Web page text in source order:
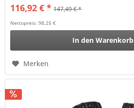
116,92 € * 147,49 € *
Nettopreis: 98,25 €
In den Warenkorb
Merken